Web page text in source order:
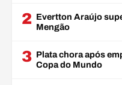
2 Evertton Araújo
Mengão
3 Plata chora após
Copa do Mundo